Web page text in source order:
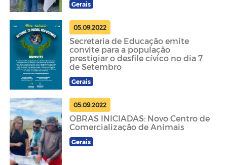
Gerais
05.09.2022
Secretaria de Educação emite
convite para a população
prestigiar o desfile cívico no dia 7
de Setembro
Gerais
05.09.2022
OBRAS INICIADAS: Novo Centro de
Comercialização de Animais
Gerais